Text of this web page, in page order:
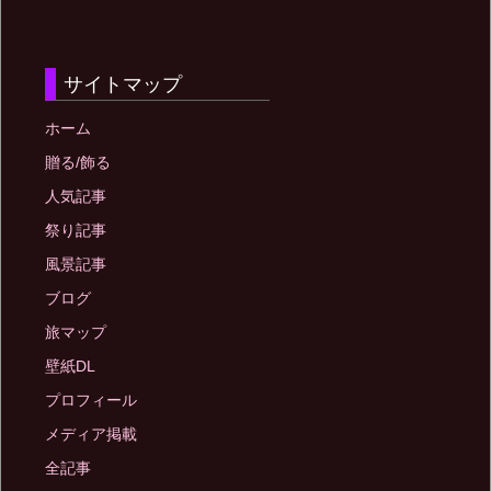
サイトマップ
ホーム
贈る/飾る
人気記事
祭り記事
風景記事
ブログ
旅マップ
壁紙DL
プロフィール
メディア掲載
全記事